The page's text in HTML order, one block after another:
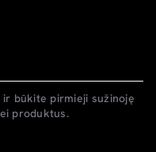
būkite pirmieji sužinoję
produktus.